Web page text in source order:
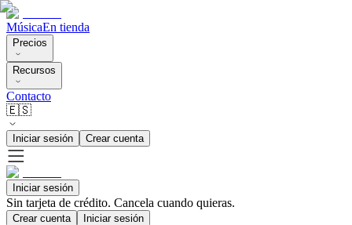
MúsicaEn tienda
Precios
Recursos
Contacto
🇪🇸
Iniciar sesión Crear cuenta
Iniciar sesión
Sin tarjeta de crédito. Cancela cuando quieras.
Crear cuenta Iniciar sesión